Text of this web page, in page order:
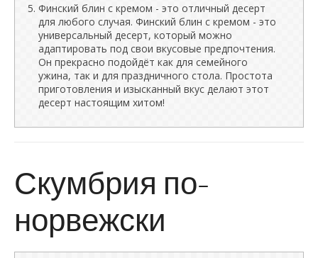
Финский блин с кремом - это отличный десерт
для любого случая. Финский блин с кремом - это
универсальный десерт, который можно
адаптировать под свои вкусовые предпочтения.
Он прекрасно подойдёт как для семейного
ужина, так и для праздничного стола. Простота
приготовления и изысканный вкус делают этот
десерт настоящим хитом!
Скумбрия по-
норвежски